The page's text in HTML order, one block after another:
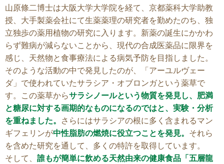
山原條二博士は大阪大学大学院を経て、京都薬科大学助教
授、大手製薬会社にて生薬薬理の研究者を勤めたのち、独
立独歩の薬用植物の研究に入ります。新薬の誕生にかかわ
らず難病が減らないことから、現代の合成医薬品に限界を
感じ、天然物と食事療法による病気予防を目指しました。
そのような活動の中で発見したのが、「アーユルヴェー
ダ」で使われていたサラシア・オブロンガという薬草で
す。この薬草からサラシノールという物質を発見し、肥満
と糖尿に対する画期的なものになるのではと、実験・分析
を重ねました。
さらにはサラシアの根に多く含まれるマン
ギフェリンが中性脂肪の燃焼に役立つことを発見。 それら
を含めた研究を通して、多くの特許を取得しています。
そして、 誰もが簡単に飲める天然由来の健康食品「五層龍